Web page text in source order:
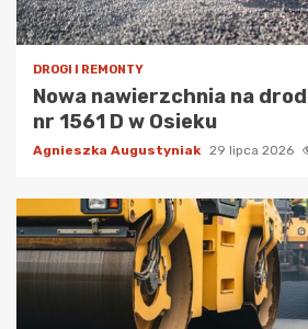
DROGI I REMONTY
Nowa nawierzchnia na
nr 1561 D w Osieku
Agnieszka Augustyniak 29 lipca 2026